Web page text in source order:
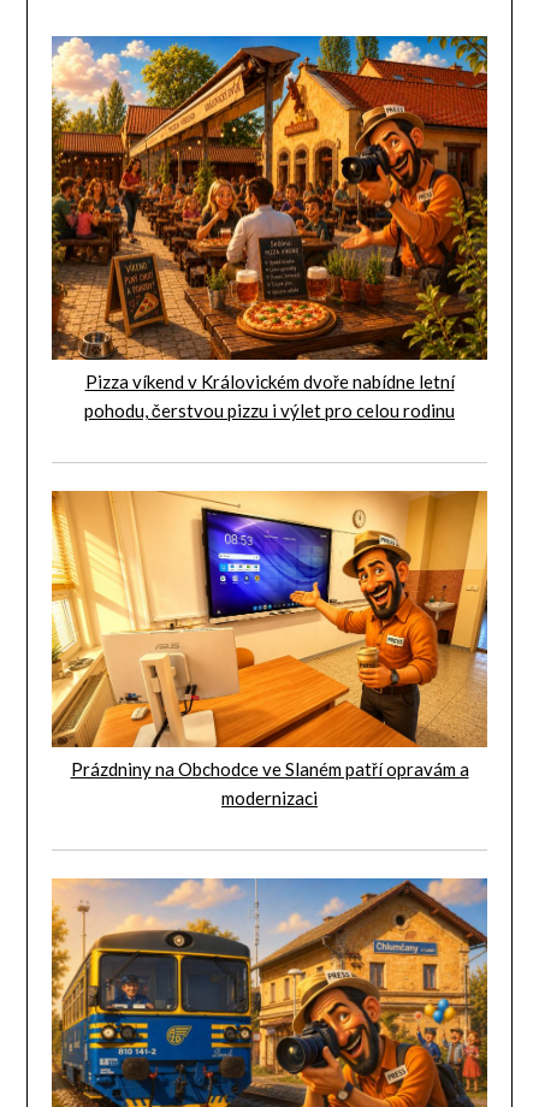
Pizza víkend v Královickém dvoře nabídne letní
pohodu, čerstvou pizzu i výlet pro celou rodinu
Prázdniny na Obchodce ve Slaném patří opravám a
modernizaci